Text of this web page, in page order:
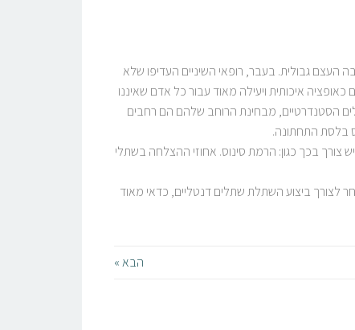
גבולית. בעבר, רופאי השיניים העדיפו שלא
איכותית ויעילה מאוד עבור כל אדם שאיננו
אף שמדובר בשתלים קצרים יותר מהשתלים הסטנדרטיים, מבחינת הרוחב שלהם הם רחבים
בלסת התחתונה.
צורך בכך כגון: הרמת סינוס. אחוזי ההצלחה בשתלי
לצורך ביצוע השתלת שתלים דנטליים, כדאי מאוד
הבא »